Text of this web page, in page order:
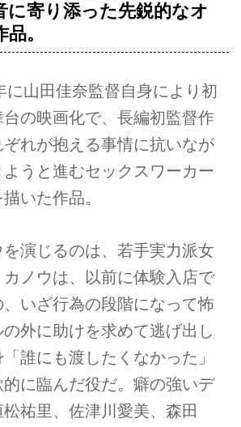
に寄り添った先鋭的なオ
。
に山田佳奈監督自身により初
の映画化で、長編初監督作
れが抱える事情に抗いなが
うと進むセックスワーカー
いた作品。
演じるのは、若手実力派女
ノウは、以前に体験入店で
いざ行為の段階になって怖
外に助けを求めて逃げ出し
誰にも渡したくなかった」
的に臨んだ役だ。癖の強いデ
祐里、佐津川愛美、森田